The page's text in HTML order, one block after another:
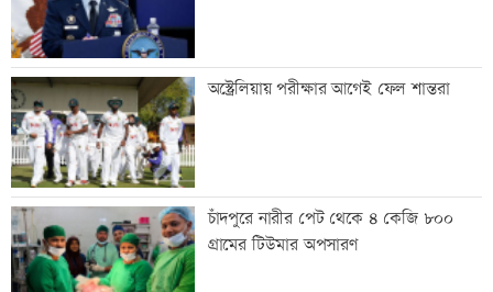
অস্ট্রেলিয়ায় পরীক্ষার আগেই ফেল শান্তরা
চাঁদপুরে নারীর পেট থেকে ৪ কেজি ৮০০
গ্রামের টিউমার অপসারণ